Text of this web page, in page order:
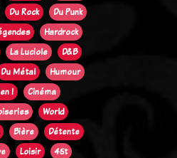
Du Rock
Du Punk
Hardrock
La Luciole
D&B
Du Métal
Humour
!
Cinéma
World
Bière
Détente
Loisir
45t